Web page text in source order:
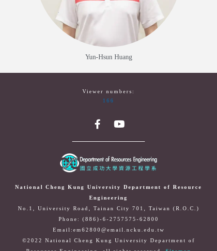
Yun-Hsun Huang
Viewer numbers:
166
National Cheng Kung University Department of Resource
Engineering
No.1, University Road, Tainan City 701, Taiwan (R.O.C.)
Phone: (886)-6-2757575-62800
Email:em62800@email.ncku.edu.tw
©2022 National Cheng Kung University Department of